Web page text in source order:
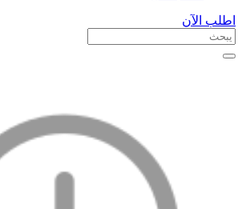
اطلب الآن